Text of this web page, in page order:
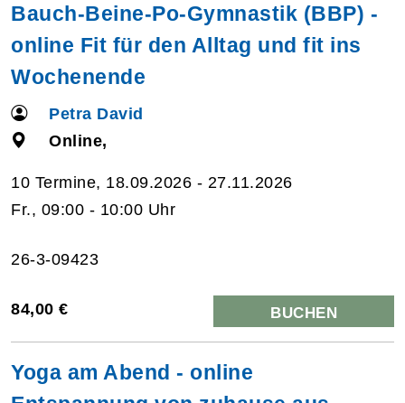
Bauch-Beine-Po-Gymnastik (BBP) -
online Fit für den Alltag und fit ins
Wochenende
Petra David
Online,
10 Termine, 18.09.2026 - 27.11.2026
Fr., 09:00 - 10:00 Uhr
26-3-09423
84,00 € BUCHEN
Yoga am Abend - online